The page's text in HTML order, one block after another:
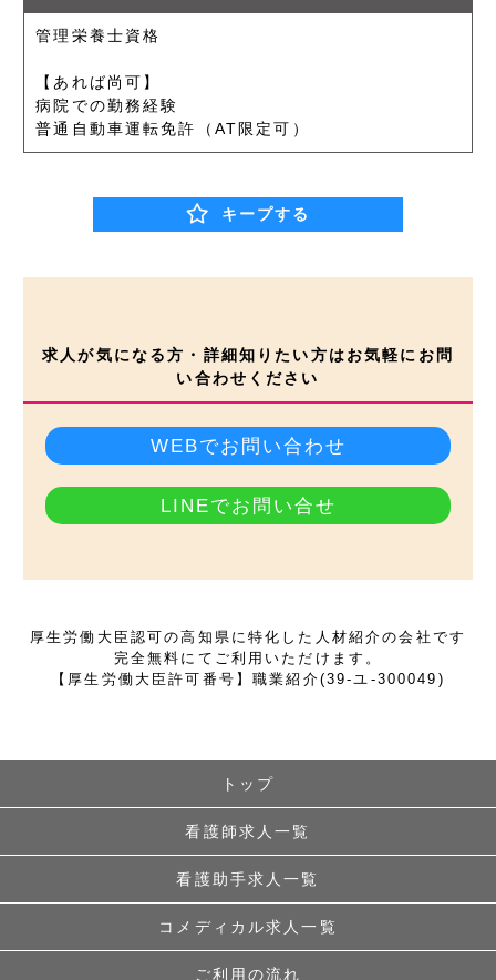
管理栄養士資格
【あれば尚可】
病院での勤務経験
普通自動車運転免許（AT限定可）
キープする
求人が気になる方・詳細知りたい方はお気軽にお問
い合わせください
WEBでお問い合わせ
LINEでお問い合せ
厚生労働大臣認可の高知県に特化した人材紹介の会社です
完全無料にてご利用いただけます。
【厚生労働大臣許可番号】職業紹介(39-ユ-300049)
トップ
看護師求人一覧
看護助手求人一覧
コメディカル求人一覧
ご利用の流れ